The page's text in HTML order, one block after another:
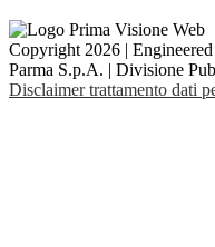
Copyright 2026 |
Parma S.p.A. | Divisione
Disclaimer trattamento dati